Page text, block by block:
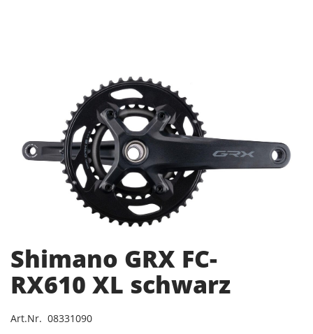
Shimano GRX FC-
RX610 XL schwarz
Art.Nr. 08331090